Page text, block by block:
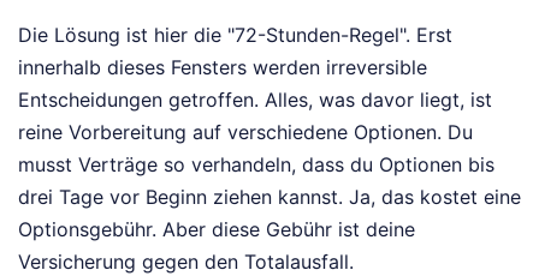
Die Lösung ist hier die "72-Stunden-Regel". Erst
innerhalb dieses Fensters werden irreversible
Entscheidungen getroffen. Alles, was davor liegt, ist
reine Vorbereitung auf verschiedene Optionen. Du
musst Verträge so verhandeln, dass du Optionen bis
drei Tage vor Beginn ziehen kannst. Ja, das kostet eine
Optionsgebühr. Aber diese Gebühr ist deine
Versicherung gegen den Totalausfall.